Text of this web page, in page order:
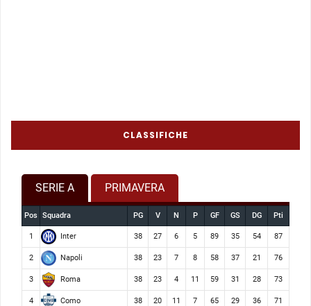
CLASSIFICHE
SERIE A PRIMAVERA
Pos Squadra PG V N P GF GS DG Pti
1 Inter 38 27 6 5 89 35 54 87
2 Napoli 38 23 7 8 58 37 21 76
3 Roma 38 23 4 11 59 31 28 73
4 Como 38 20 11 7 65 29 36 71